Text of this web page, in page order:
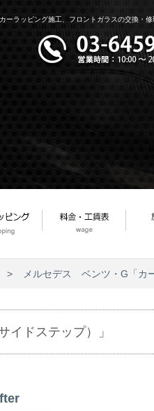
ラッピング施工、フロントガラスの交換・
> メルセデス ベンツ・G「カ
ドステップ）」